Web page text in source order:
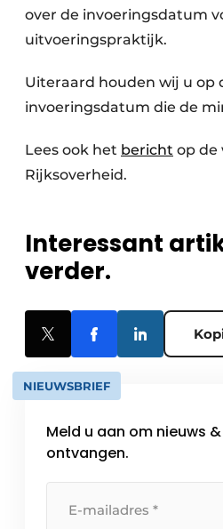
over de invoeringsdatum
uitvoeringspraktijk.
Uiteraard houden wij u op
invoeringsdatum die de
Lees ook het bericht op de
Rijksoverheid.
Interessant
verder.
NIEUWSBRIEF
Meld u aan om nieuws
ontvangen.